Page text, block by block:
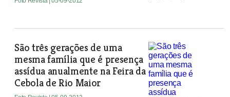
São três gerações de uma
mesma família que é presença
assídua anualmente na Feira da
Cebola de Rio Maior